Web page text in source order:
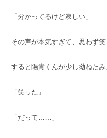
「分かってるけど寂しい」
その声が本気すぎて、思わず笑
すると陽貴くんが少し拗ねたみ
「笑った」
「だって……」